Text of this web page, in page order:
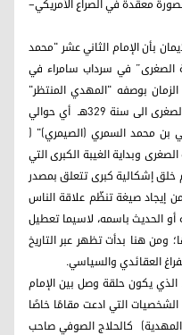
معقدة في الصراع الأمريكي–
بأن الإمام الثاني عشر "محمد
الصغرى” في سرداب سامراء في
آخر الزمان بوصفه "المهدي المنتظر"
ليقيم العدل الإلهي. وقد استمرت الغيبة الصغرى الى سنة 329هـ أي حوالي
بن محمد السمري (الصيمري)" (
انتهاء الغيبة الصغرى وبداية الغيبة الكبرى التي
خلق إشكالية كبرى تتعلق بمصدر
إيجاد صيغة تنظّم علاقة الناس
أو الحديث باسمه، لاسيما تعطيل
ومن هنا بدأت تظهر عبر التاريخ
العقائدي والسياسي.
يكون حلقة وصل بين الإمام
التي ادعت مقامًا خاصًا
المهدية) كالحلاج الصوفي صاحب